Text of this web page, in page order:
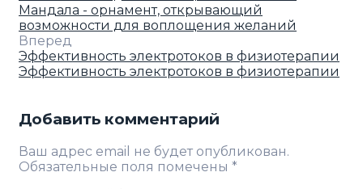
Мандала - орнамент, открывающий
возможности для воплощения желаний
Вперед
Эффективность электротоков в физиотерапии
Эффективность электротоков в физиотерапии
Добавить комментарий
Ваш адрес email не будет опубликован.
Обязательные поля помечены *